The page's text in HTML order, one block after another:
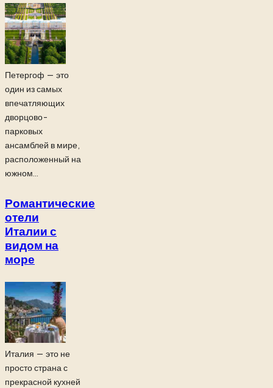
Петергоф — это
один из самых
впечатляющих
дворцово-
парковых
ансамблей в мире,
расположенный на
южном...
Романтические
отели
Италии с
видом на
море
Италия — это не
просто страна с
прекрасной кухней